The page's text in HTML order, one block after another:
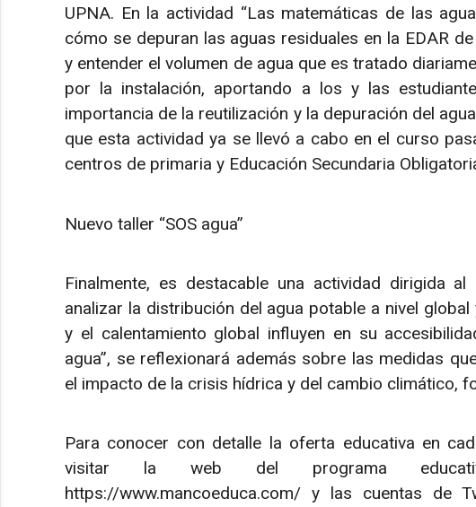
UPNA. En la actividad “Las matemáticas de las
cómo se depuran las aguas residuales en la EDAR
y entender el volumen de agua que es tratado
por la instalación, aportando a los y las
importancia de la reutilización y la depuración del
que esta actividad ya se llevó a cabo en el curso
centros de primaria y Educación Secundaria
Nuevo taller “SOS agua”
Finalmente, es destacable una actividad dirigida
analizar la distribución del agua potable a nivel
y el calentamiento global influyen en su
agua”, se reflexionará además sobre las medidas
el impacto de la crisis hídrica y del cambio climático,
Para conocer con detalle la oferta educativa en
visitar la web del programa
https://www.mancoeduca.com/ y las cuentas de